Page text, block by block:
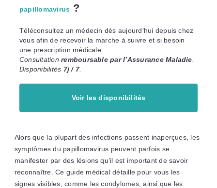
papillomavirus ?
Téléconsultez un médecin dès aujourd’hui depuis chez
vous afin de recevoir la marche à suivre et si besoin
une prescription médicale.
Consultationremboursable par l’Assurance Maladie
Disponibilités 7j / 7.
Voir les disponibilités
Alors que la plupart des infections passent inaperçues, les
symptômes du papillomavirus peuvent parfois se
manifester par des lésions qu’il est important de savoir
reconnaître. Ce guide médical détaille pour vous les
signes visibles, comme les condylomes, ainsi que les